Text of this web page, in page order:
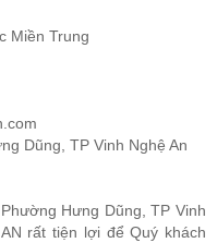
Miền Trung
Dũng, TP Vinh Nghệ An
Hưng Dũng, TP Vinh
rất tiện lợi để Quý khách